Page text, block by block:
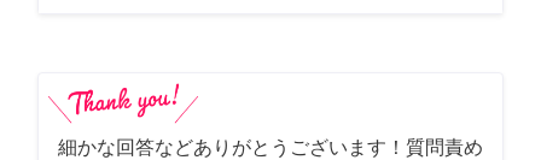
細かな回答などありがとうございます！質問責め